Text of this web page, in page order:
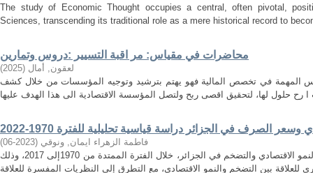
The study of Economic Thought occupies a central, often pivotal,
Sciences, transcending its traditional role as a mere historical record to
محاضرات في مقياس: مر اقبة التسيير :دروس وتمارين
لعقون, أمال (
2025
)
المهمة في تخصص المالية فهو يهتم بترشيد وتوجيه المؤسسات من خلال كشف
الصرف في الجزائر دراسة قياسية تحليلية للفترة 1970-2022
فاطمة الزهراء ايمان, ونوقي (
2023-06
)
تهدف هذه الدراسة الى إيجاد العلاقة بين النمو الاقتصادي والتضخم في الجزائر، خلال الفترة الممتدة من 1970إلى 2017، وذلك